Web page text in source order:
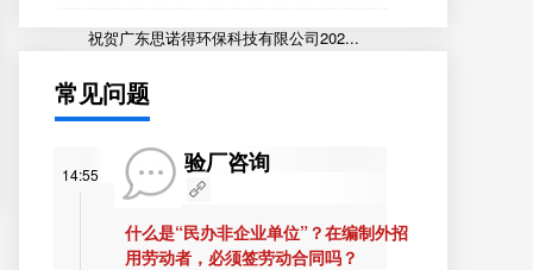
祝贺广东思诺得环保科技有限公司202...
常见问题
14:55 验厂咨询
什么是“民办非企业单位”？在编制外招
用劳动者，必须签劳动合同吗？